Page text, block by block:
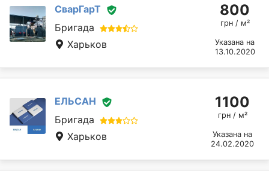
СварГарТ
Бригада
Харьков
800
грн / м²
Указана на
13.10.2020
ЕЛЬСАН
Бригада
Харьков
1100
грн / м²
Указана на
24.02.2020